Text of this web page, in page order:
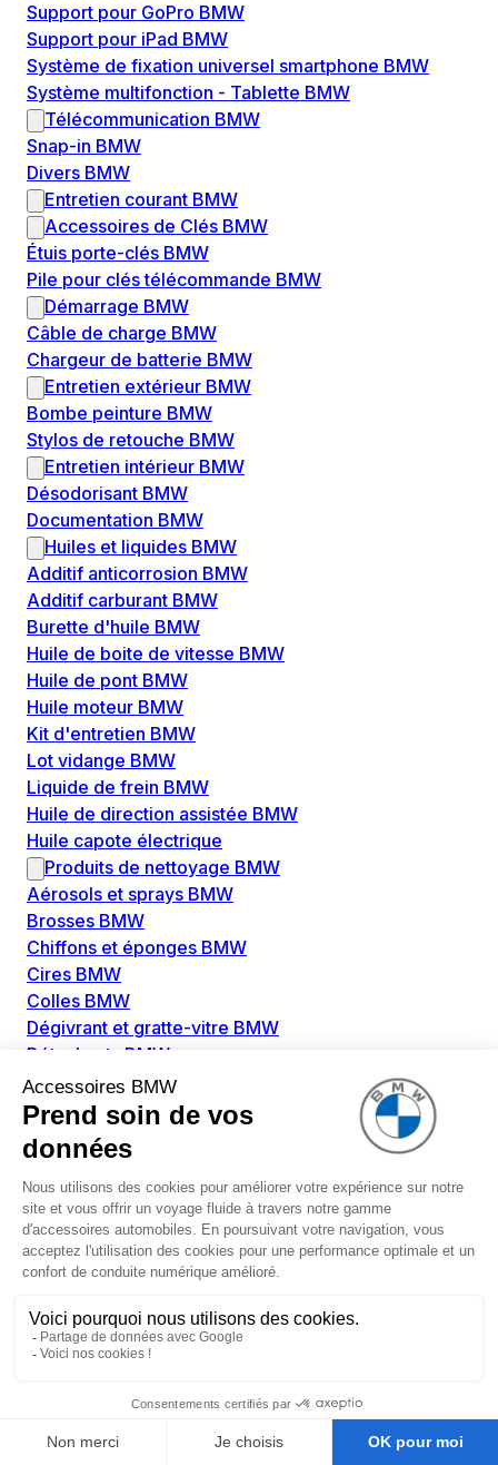
Support pour GoPro BMW
Support pour iPad BMW
Système de fixation universel smartphone BMW
Système multifonction - Tablette BMW
Télécommunication BMW
Snap-in BMW
Divers BMW
Entretien courant BMW
Accessoires de Clés BMW
Étuis porte-clés BMW
Pile pour clés télécommande BMW
Démarrage BMW
Câble de charge BMW
Chargeur de batterie BMW
Entretien extérieur BMW
Bombe peinture BMW
Stylos de retouche BMW
Entretien intérieur BMW
Désodorisant BMW
Documentation BMW
Huiles et liquides BMW
Additif anticorrosion BMW
Additif carburant BMW
Burette d'huile BMW
Huile de boite de vitesse BMW
Huile de pont BMW
Huile moteur BMW
Kit d'entretien BMW
Lot vidange BMW
Liquide de frein BMW
Huile de direction assistée BMW
Huile capote électrique
Produits de nettoyage BMW
Aérosols et sprays BMW
Brosses BMW
Chiffons et éponges BMW
Cires BMW
Colles BMW
Dégivrant et gratte-vitre BMW
Détachants BMW
Disolvants BMW
Lubrifiants BMW
Nettoyant intérieur BMW
Nettoyant extérieur BMW
Pièces détachées BMW
Alimentation Carburant BMW
Boitier papillon BMW
Faisceau de câble pour réservoir avec pompe
Injecteur BMW
Pompe à carburant BMW
Allumage / Préchauffage BMW